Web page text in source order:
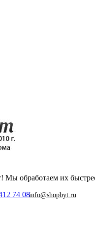
Мы обработаем их
74 08info@shopbyt.ru